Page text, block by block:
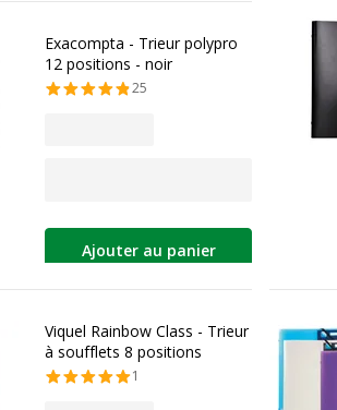
Exacompta - Trieur polypro
12 positions - noir
25
Ajouter au panier
Viquel Rainbow Class - Trieur
à soufflets 8 positions
1